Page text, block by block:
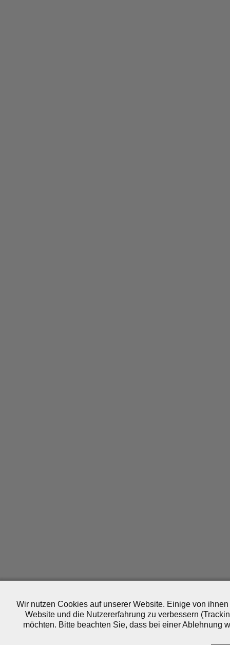
Wir nutzen Cookies auf unserer Website. Einige von
Website und die Nutzererfahrung zu verbessern
möchten. Bitte beachten Sie, dass bei einer Ablehnung